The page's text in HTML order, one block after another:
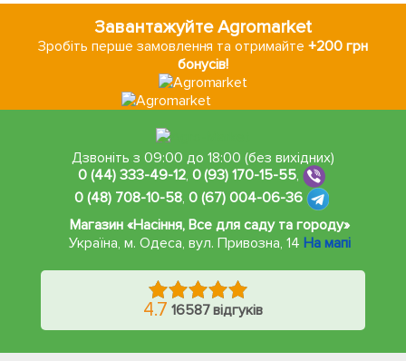
Завантажуйте Agromarket
Зробіть перше замовлення та отримайте+200 грн
бонусів!
Дзвоніть з 09:00 до 18:00 (без вихідних)
0 (44) 333-49-12, 0 (93) 170-15-55,
0 (48) 708-10-58, 0 (67) 004-06-36
Магазин «Насіння, Все для саду та городу»
Україна, м. Одеса,вул. Привозна, 14 На мапі
4.7 16587 відгуків